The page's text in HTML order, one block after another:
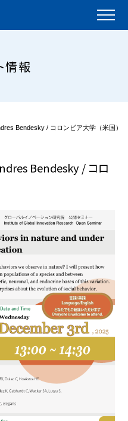
情報
Bendesky / コロンビア大学（米国）
Bendesky / コロ